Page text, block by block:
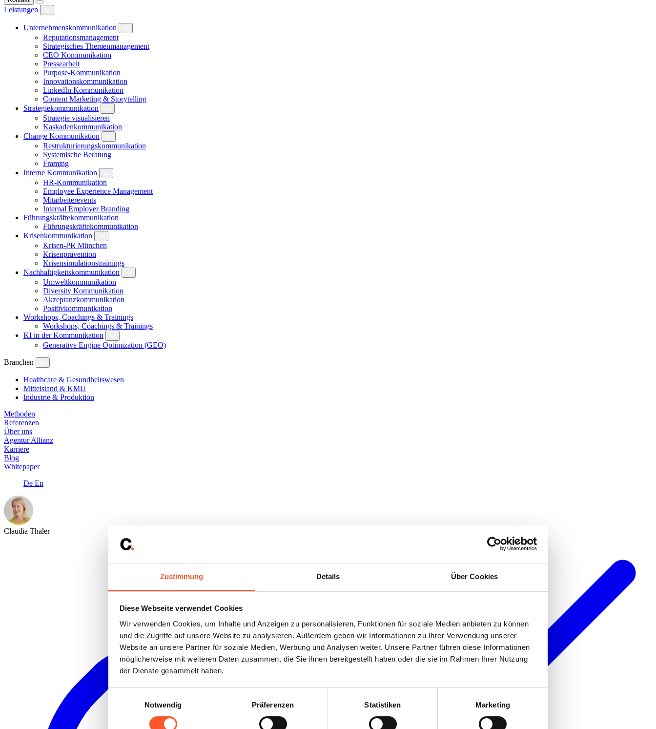
Zustimmung Details Über Cookies
Diese Webseite verwendet Cookies
Wir verwenden Cookies, um Inhalte und Anzeigen zu personalisieren, Funktionen für soziale Medien anbieten zu können
und die Zugriffe auf unsere Website zu analysieren. Außerdem geben wir Informationen zu Ihrer Verwendung unserer
Website an unsere Partner für soziale Medien, Werbung und Analysen weiter. Unsere Partner führen diese Informationen
möglicherweise mit weiteren Daten zusammen, die Sie ihnen bereitgestellt haben oder die sie im Rahmen Ihrer Nutzung
der Dienste gesammelt haben.
Notwendig
Präferenzen Statistiken Marketing
Leistungen
Unternehmenskommunikation
Reputationsmanagement
Strategisches Themenmanagement
CEO Kommunikation
Pressearbeit
Purpose-Kommunikation
Innovationskommunikation
LinkedIn Kommunikation
Content Marketing & Storytelling
Strategiekommunikation
Strategie visualisieren
Kaskadenkommunikation
Change Kommunikation
Restrukturierungskommunikation
Systemische Beratung
Framing
Interne Kommunikation
HR-Kommunikation
Employee Experience Management
Mitarbeiterevents
Internal Employer Branding
Führungskräftekommunikation
Führungskräftekommunikation
Krisenkommunikation
Krisen-PR München
Krisenprävention
Krisensimulationstrainings
Nachhaltigkeitskommunikation
Umweltkommunikation
Diversity Kommunikation
Akzeptanzkommunikation
Positivkommunikation
Workshops, Coachings & Trainings
Workshops, Coachings & Trainings
KI in der Kommunikation
Generative Engine Optimization (GEO)
Branchen
Healthcare & Gesundheitswesen
Mittelstand & KMU
Industrie & Produktion
Methoden
Referenzen
Über uns
Agentur Allianz
Karriere
Blog
Whitepaper
De En
Claudia Thaler